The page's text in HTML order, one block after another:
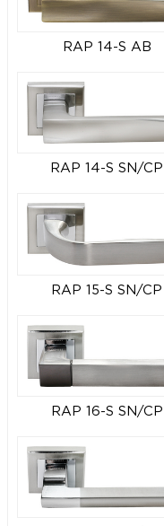
RAP 14-S AB
RAP 14-S SN/CP
RAP 15-S SN/CP
RAP 16-S SN/CP